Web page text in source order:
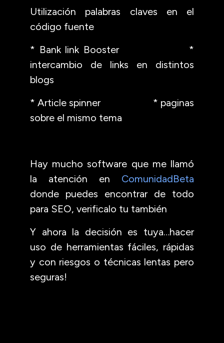
Utilización palabras claves en el
código fuente
* Bank link Booster *
intercambio de links en distintos
blogs
* Article spinner * paginas
sobre el mismo tema
Hay mucho software que me llamó
la atención en ComunidadBeta
donde puedes encontrar de todo
para SEO, verificalo tu también
Y ahora la decisión es tuya…hacer
uso de herramientas fáciles, rápidas
y con riesgos o técnicas lentas pero
seguras!